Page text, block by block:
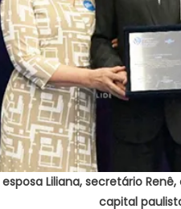
Liliana, secretário
capital